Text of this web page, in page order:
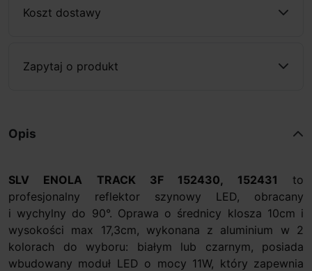
Koszt dostawy
Zapytaj o produkt
Opis
SLV ENOLA TRACK 3F 152430, 152431 to
profesjonalny reflektor szynowy LED, obracany
i wychylny do 90°. Oprawa o średnicy klosza 10cm i
wysokości max 17,3cm, wykonana z aluminium w 2
kolorach do wyboru: białym lub czarnym, posiada
wbudowany moduł LED o mocy 11W, który zapewnia